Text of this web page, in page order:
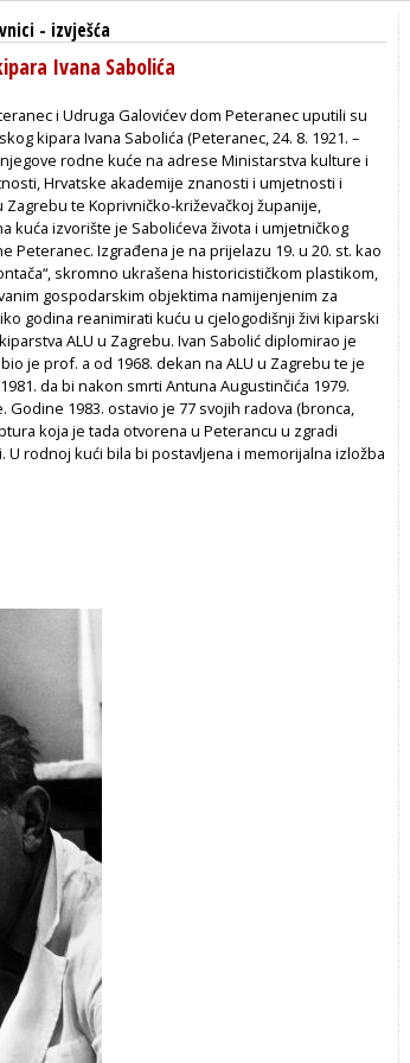
- izvješća
Ivana Sabolića
i Udruga Galovićev dom Peteranec uputili su
kipara Ivana Sabolića (Peteranec, 24. 8. 1921. –
rodne kuće na adrese Ministarstva kulture i
Hrvatske akademije znanosti i umjetnosti i
te Koprivničko-križevačkoj županije,
kuća izvorište je Sabolićeva života i umjetničkog
Peteranec. Izgrađena je na prijelazu 19. u 20. st. kao
skromno ukrašena historicističkom plastikom,
gospodarskim objektima namijenjenim za
godina reanimirati kuću u cjelogodišnji živi kiparski
ALU u Zagrebu. Ivan Sabolić diplomirao je
je prof. a od 1968. dekan na ALU u Zagrebu te je
da bi nakon smrti Antuna Augustinčića 1979.
1983. ostavio je 77 svojih radova (bronca,
koja je tada otvorena u Peterancu u zgradi
U rodnoj kući bila bi postavljena i memorijalna izložba